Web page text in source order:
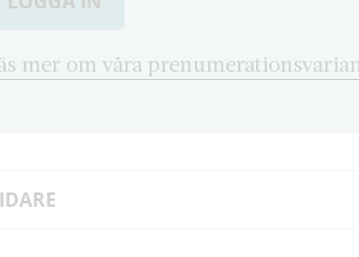
mer om våra